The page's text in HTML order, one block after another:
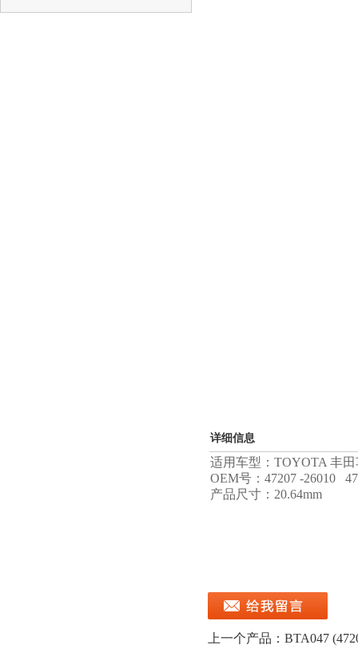
详细信息
适用车型：TOYOTA 丰
OEM号：47207 -26010
产品尺寸：20.64mm
上一个产品： BTA047